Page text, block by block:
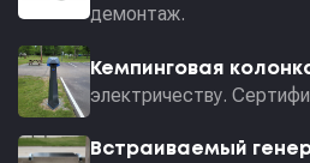
демонтаж.
Кемпинговая
электричеству.
Встраиваемый